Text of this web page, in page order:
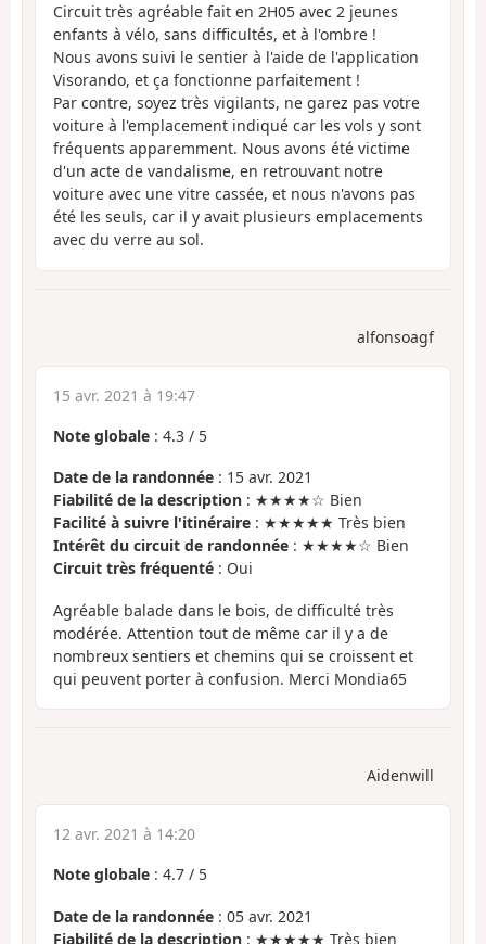
Circuit très agréable fait en 2H05 avec 2 jeunes
enfants à vélo, sans difficultés, et à l'ombre !
Nous avons suivi le sentier à l'aide de l'application
Visorando, et ça fonctionne parfaitement !
Par contre, soyez très vigilants, ne garez pas votre
voiture à l'emplacement indiqué car les vols y sont
fréquents apparemment. Nous avons été victime
d'un acte de vandalisme, en retrouvant notre
voiture avec une vitre cassée, et nous n'avons pas
été les seuls, car il y avait plusieurs emplacements
avec du verre au sol.
alfonsoagf
15 avr. 2021 à 19:47
Note globale : 4.3 / 5
Date de la randonnée : 15 avr. 2021
Fiabilité de la description : ★★★★☆ Bien
Facilité à suivre l'itinéraire : ★★★★★ Très bien
Intérêt du circuit de randonnée : ★★★★☆ Bien
Circuit très fréquenté : Oui
Agréable balade dans le bois, de difficulté très
modérée. Attention tout de même car il y a de
nombreux sentiers et chemins qui se croissent et
qui peuvent porter à confusion. Merci Mondia65
Aidenwill
12 avr. 2021 à 14:20
Note globale : 4.7 / 5
Date de la randonnée : 05 avr. 2021
Fiabilité de la description : ★★★★★ Très bien